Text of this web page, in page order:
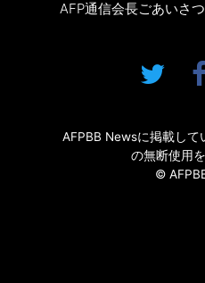
AFP通信会長ごあいさつ
AFPBB Newsに掲載し
の無断使用
©